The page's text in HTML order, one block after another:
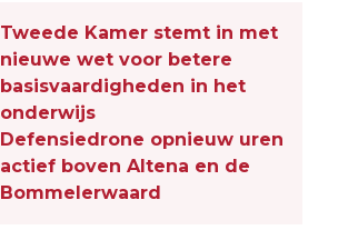
Tweede Kamer stemt in met
nieuwe wet voor betere
basisvaardigheden in het
onderwijs
Defensiedrone opnieuw uren
actief boven Altena en de
Bommelerwaard